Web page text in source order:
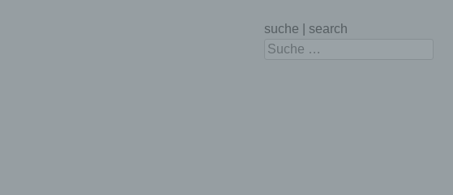
suche | search
Suchen
kie